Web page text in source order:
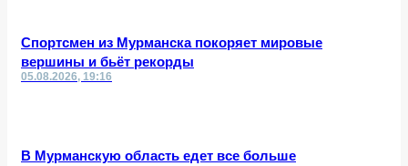
Спортсмен из Мурманска покоряет мировые
вершины и бьёт рекорды
05.08.2026, 19:16
В Мурманскую область едет все больше